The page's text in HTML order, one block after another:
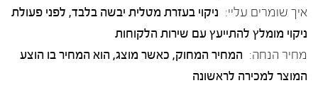
איך שומרים עליי: ניקוי בעזרת מטלית יבשה בלבד, לפני פעולת
ניקוי מומלץ להתייעץ עם שירות הלקוחות
מחיר הנחה: המחיר המחוק, כאשר מוצג, הוא המחיר בו הוצע
המוצר למכירה לראשונה